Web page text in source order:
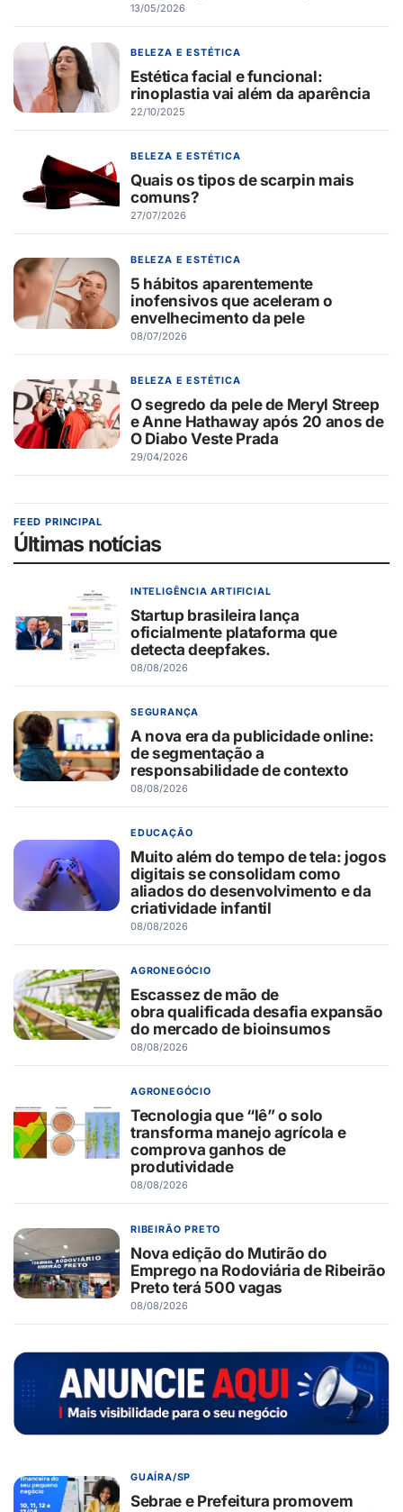
13/05/2026
BELEZA E ESTÉTICA
Estética facial e funcional:
rinoplastia vai além da aparência
22/10/2025
BELEZA E ESTÉTICA
Quais os tipos de scarpin mais
comuns?
27/07/2026
BELEZA E ESTÉTICA
5 hábitos aparentemente
inofensivos que aceleram o
envelhecimento da pele
08/07/2026
BELEZA E ESTÉTICA
O segredo da pele de Meryl Streep
e Anne Hathaway após 20 anos de
O Diabo Veste Prada
29/04/2026
FEED PRINCIPAL
Últimas notícias
INTELIGÊNCIA ARTIFICIAL
Startup brasileira lança
oficialmente plataforma que
detecta deepfakes.
08/08/2026
SEGURANÇA
A nova era da publicidade online:
de segmentação a
responsabilidade de contexto
08/08/2026
EDUCAÇÃO
Muito além do tempo de tela: jogos
digitais se consolidam como
aliados do desenvolvimento e da
criatividade infantil
08/08/2026
AGRONEGÓCIO
Escassez de mão de
obra qualificada desafia expansão
do mercado de bioinsumos
08/08/2026
AGRONEGÓCIO
Tecnologia que “lê” o solo
transforma manejo agrícola e
comprova ganhos de
produtividade
08/08/2026
RIBEIRÃO PRETO
Nova edição do Mutirão do
Emprego na Rodoviária de Ribeirão
Preto terá 500 vagas
08/08/2026
GUAÍRA/SP
Sebrae e Prefeitura promovem